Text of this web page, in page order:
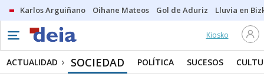
Karlos Arguiñano Oihane Mateos Gol de Aduriz Lluvia en
Kiosko
ACTUALIDAD SOCIEDAD POLÍTICA SUCESOS